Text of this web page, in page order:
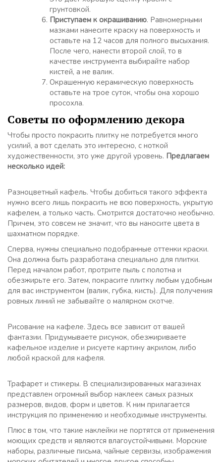
грунтовкой.
Приступаем к окрашиванию. Равномерными
мазками нанесите краску на поверхность и
оставьте на 12 часов для полного высыхания.
После чего, нанести второй слой, то в
качестве инструмента выбирайте набор
кистей, а не валик.
Окрашенную керамическую поверхность
оставьте на трое суток, чтобы она хорошо
просохла.
Советы по оформлению декора
Чтобы просто покрасить плитку не потребуется много
усилий, а вот сделать это интересно, с ноткой
художественности, это уже другой уровень. Предлагаем
несколько идей:
Разноцветный кафель. Чтобы добиться такого эффекта
нужно всего лишь покрасить не всю поверхность, укрытую
кафелем, а только часть. Смотрится достаточно необычно.
Причем, это совсем не значит, что вы наносите цвета в
шахматном порядке.
Сперва, нужны специально подобранные оттенки краски.
Она должна быть разработана специально для плитки.
Перед началом работ, протрите пыль с полотна и
обезжирьте его. Затем, покрасите плитку любым удобным
для вас инструментом (валик, губка, кисть). Для получения
ровных линий не забывайте о малярном скотче.
Рисование на кафеле. Здесь все зависит от вашей
фантазии. Придумываете рисунок, обезжириваете
кафельное изделие и рисуете картину акрилом, либо
любой краской для кафеля.
Трафарет и стикеры. В специализированных магазинах
представлен огромный выбор наклеек самых разных
размеров, видов, форм и цветов. К ним прилагается
инструкция по применению и необходимые инструменты.
Плюс в том, что такие наклейки не портятся от применения
моющих средств и являются влагоустойчивыми. Морские
наборы, различные письма, чайные сервизы, изображения